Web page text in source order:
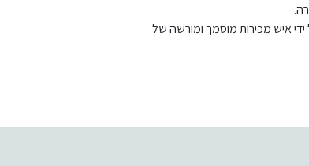
איש מכירות מוסמך ומורשה של